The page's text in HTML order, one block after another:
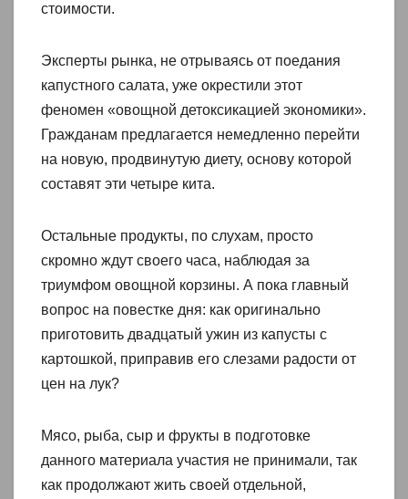
стоимости.
Эксперты рынка, не отрываясь от поедания
капустного салата, уже окрестили этот
феномен «овощной детоксикацией экономики».
Гражданам предлагается немедленно перейти
на новую, продвинутую диету, основу которой
составят эти четыре кита.
Остальные продукты, по слухам, просто
скромно ждут своего часа, наблюдая за
триумфом овощной корзины. А пока главный
вопрос на повестке дня: как оригинально
приготовить двадцатый ужин из капусты с
картошкой, приправив его слезами радости от
цен на лук?
Мясо, рыба, сыр и фрукты в подготовке
данного материала участия не принимали, так
как продолжают жить своей отдельной,